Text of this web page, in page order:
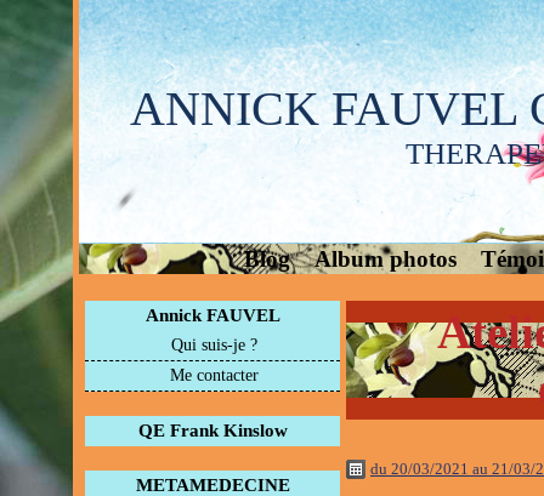
ANNICK FAUVEL
Blog Album photos
Annick FAUVEL
Qui suis-je ?
Me contacter
QE Frank Kinslow
METAMEDECINE
du 20/03/2021 au 21/03/